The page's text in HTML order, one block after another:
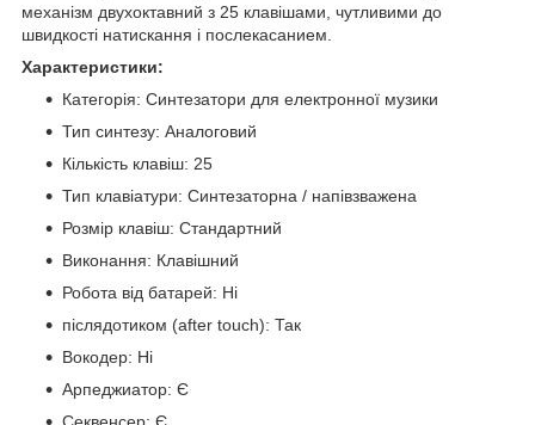
механізм двухоктавний з 25 клавішами, чутливими до
швидкості натискання і послекасанием.
Характеристики:
Категорія: Синтезатори для електронної музики
Тип синтезу: Аналоговий
Кількість клавіш: 25
Тип клавіатури: Синтезаторна / напівзважена
Розмір клавіш: Стандартний
Виконання: Клавішний
Робота від батарей: Ні
післядотиком (after touch): Так
Вокодер: Ні
Арпеджиатор: Є
Секвенсер: Є